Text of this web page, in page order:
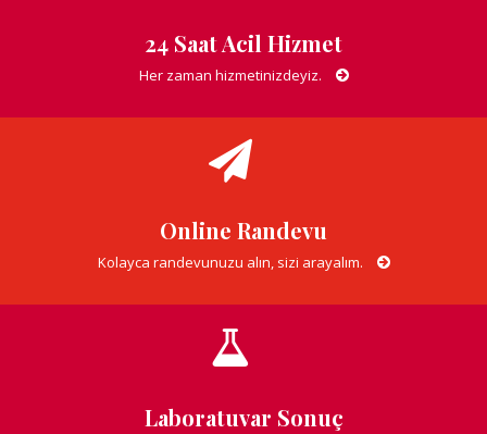
24 Saat Acil Hizmet
Her zaman hizmetinizdeyiz.
Online Randevu
Kolayca randevunuzu alın, sizi arayalım.
Laboratuvar Sonuç